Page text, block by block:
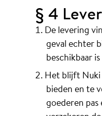
§ 4
De levering
geval echter
beschikbaar
Het blijft Nuki
bieden en te
goederen